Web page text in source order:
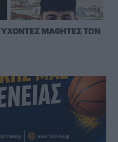
ΜΑΘΗΤΕΣ ΤΩΝ